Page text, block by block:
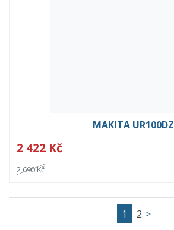
MAKITA UR100DZ
2 422 Kč
2 690 Kč
1 2 >